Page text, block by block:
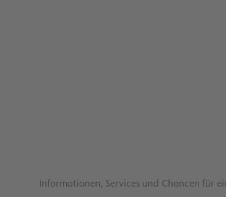
Informationen, Services und Chancen für